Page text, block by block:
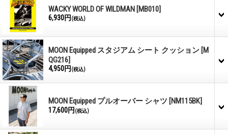
WACKY WORLD OF WILDMAN [MB010]
6,930円(税込)
MOON Equipped スタジアム シート クッション [M
QG216]
4,950円(税込)
MOON Equipped プルオーバー シャツ [NM115BK]
17,600円(税込)